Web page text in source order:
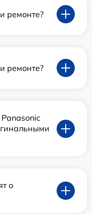
ремонте?
ремонте?
о